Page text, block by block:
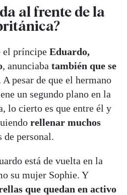
al frente de la
el príncipe Eduardo,
, anunciaba también que se
A pesar de que el hermano
un segundo plano en la
lo cierto es que entre él y
rellenar muchos
de personal.
está de vuelta en la
su mujer Sophie. Y
que quedan en activo